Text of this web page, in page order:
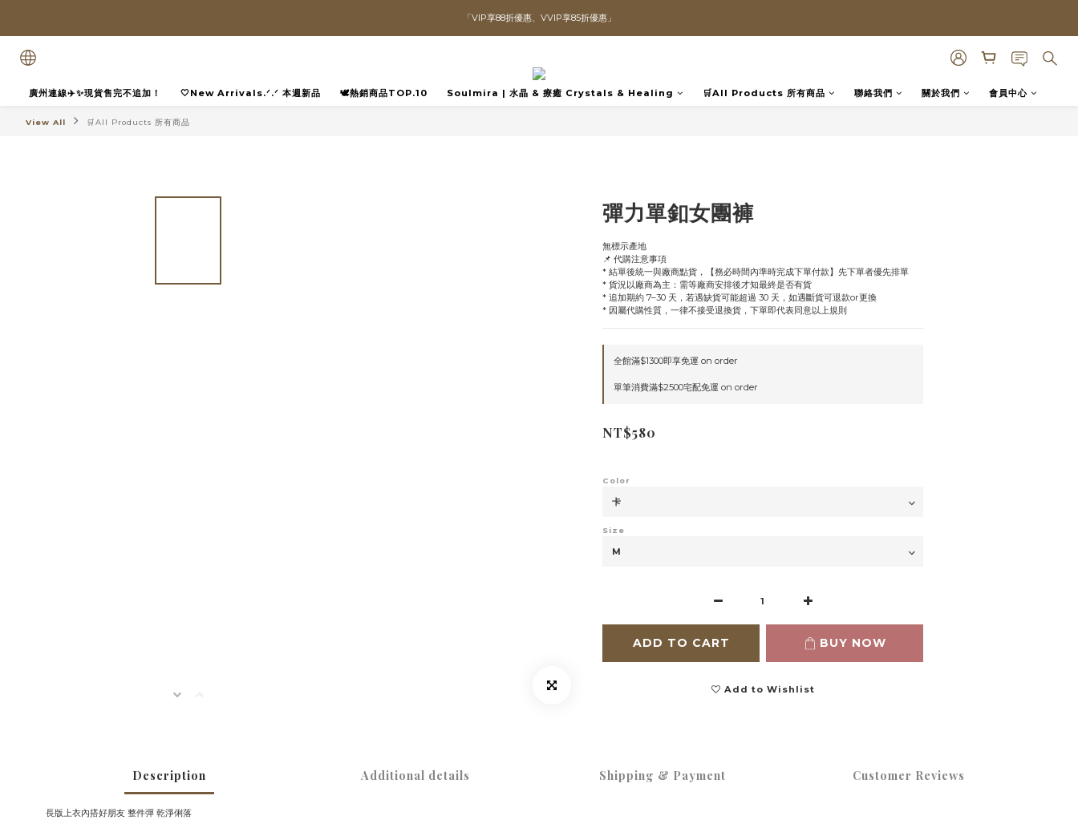
直播喊單享更優惠價格！！
「VIP享88折優惠、VVIP享85折優惠」
直播喊單享更優惠價格！！
廣州連線✈️✨現貨售完不追加！ 🤍New Arrivals.ᐟ.ᐟ 本週新品 🕊️熱銷商品TOP.10 Soulmira | 水晶 & 療癒 Crystals & Healing 🛒All Products 所有商品 聯絡我們 關於我們 會員中心
View All 🛒All Products 所有商品
彈力單釦女團褲
無標示產地
📌 代購注意事項
* 結單後統一與廠商點貨，【務必時間內準時完成下單付款】先下單者優先排單
* 貨況以廠商為主：需等廠商安排後才知最終是否有貨
* 追加期約 7–30 天，若遇缺貨可能超過 30 天，如遇斷貨可退款or更換
* 因屬代購性質，一律不接受退換貨，下單即代表同意以上規則
全館滿$1300即享免運 on order
單筆消費滿$2500宅配免運 on order
NT$580
Color
Size
ADD TO CART BUY NOW
Add to Wishlist
Description Additional details Shipping & Payment Customer Reviews
長版上衣內搭好朋友 整件彈 乾淨俐落